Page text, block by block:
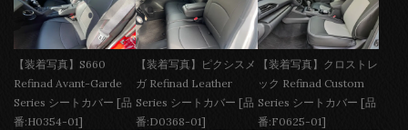
【装着写真】S660
Refinad Avant-Garde
Series シートカバー [品
番:H0354-01]
【装着写真】ピクシスメ
ガ Refinad Leather
Series シートカバー [品
番:D0368-01]
【装着写真】クロストレ
ック Refinad Custom
Series シートカバー [品
番:F0625-01]